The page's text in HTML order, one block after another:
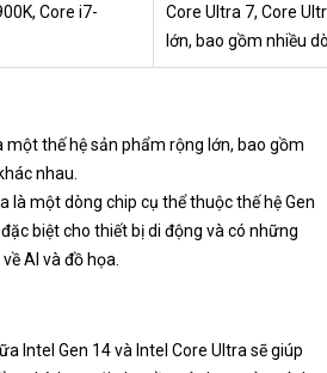
Core i7-
Core Ultra 7, Core
lớn, bao gồm nhiều
một thế hệ sản phẩm rộng lớn, bao gồm
nhau.
là một dòng chip cụ thể thuộc thế hệ Gen
biệt cho thiết bị di động và có những
AI và đồ họa.
Intel Gen 14 và Intel Core Ultra sẽ giúp